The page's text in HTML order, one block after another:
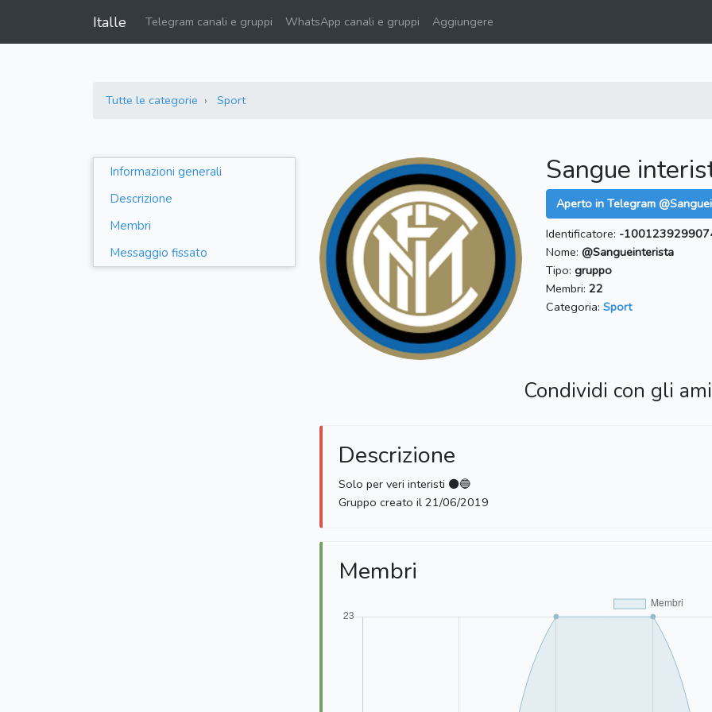
Italle Telegram canali e gruppi WhatsApp canali e gruppi Aggiungere
Tutte le categorie Sport
Informazioni generali
Descrizione
Membri
Messaggio fissato
Sangue
Aperto in Telegram
Identificatore: -
Nome: @Sangueinterista
Tipo: gruppo
Membri: 22
Categoria: Sport
Condividi con gli
Descrizione
Solo per veri interisti ⚫️🔵
Gruppo creato il 21/06/2019
Membri